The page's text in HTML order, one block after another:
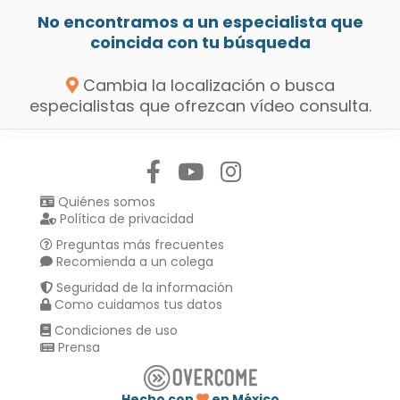
No encontramos a un especialista que
coincida con tu búsqueda
Cambia la localización o busca
especialistas que ofrezcan vídeo consulta.
Quiénes somos
Política de privacidad
Preguntas más frecuentes
Recomienda a un colega
Seguridad de la información
Como cuidamos tus datos
Condiciones de uso
Prensa